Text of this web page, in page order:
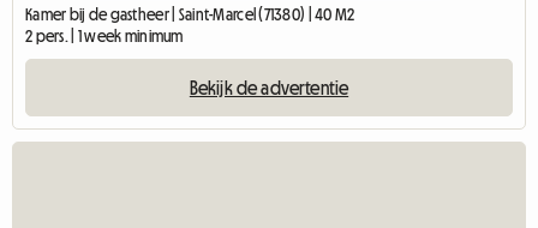
Kamer bij de gastheer | Saint-Marcel (71380) | 40 M2
2 pers. | 1 week minimum
Bekijk de advertentie